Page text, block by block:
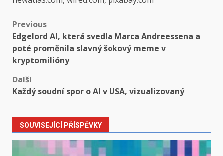
Post
navigation
Previous
Edgelord AI, která svedla Marca Andreessena a
poté proměnila slavný šokový meme v
kryptomilióny
Další
Každý soudní spor o AI v USA, vizualizovaný
SOUVISEJÍCÍ PŘÍSPĚVKY